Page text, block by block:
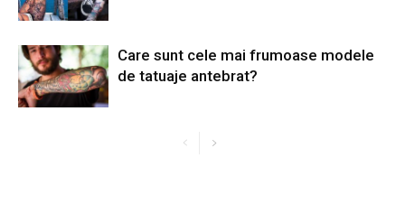
Care sunt cele mai frumoase modele
de tatuaje antebrat?